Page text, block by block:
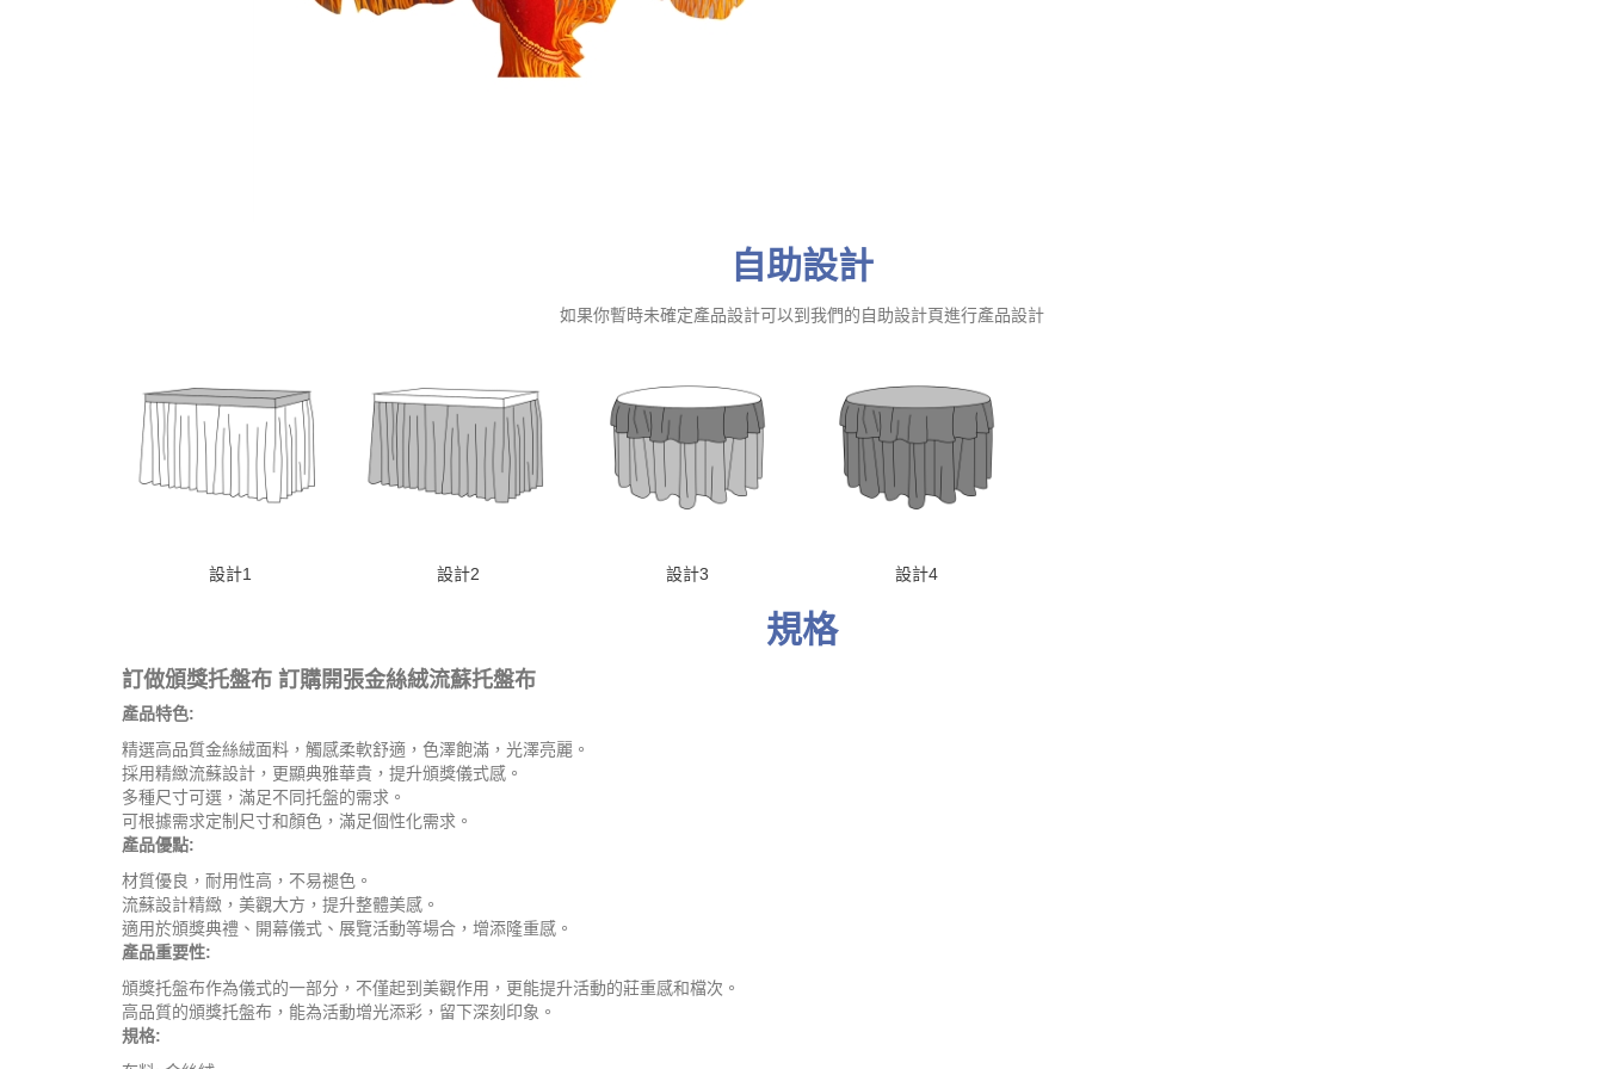
自助設計
如果你暫時未確定產品設計可以到我們的自助設計頁進行產品設計
設計1 設計2 設計3 設計4
規格
訂做頒獎托盤布 訂購開張金絲絨流蘇托盤布
產品特色:
精選高品質金絲絨面料，觸感柔軟舒適，色澤飽滿，光澤亮麗。
採用精緻流蘇設計，更顯典雅華貴，提升頒獎儀式感。
多種尺寸可選，滿足不同托盤的需求。
可根據需求定制尺寸和顏色，滿足個性化需求。
產品優點:
材質優良，耐用性高，不易褪色。
流蘇設計精緻，美觀大方，提升整體美感。
適用於頒獎典禮、開幕儀式、展覽活動等場合，增添隆重感。
產品重要性:
頒獎托盤布作為儀式的一部分，不僅起到美觀作用，更能提升活動的莊重感和檔次。
高品質的頒獎托盤布，能為活動增光添彩，留下深刻印象。
規格: